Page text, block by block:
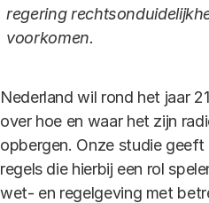
regering
voorkomen.
Nederland wil rond het jaar
over hoe en waar het zijn
opbergen. Onze studie
regels die hierbij een rol
wet- en regelgeving met